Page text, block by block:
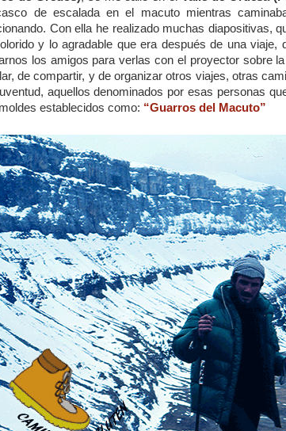
de escalada en el macuto mientras
Con ella he realizado muchas diapositivas,
y lo agradable que era después de una viaje,
los amigos para verlas con el proyector sobre
de compartir, y de organizar otros viajes, otras
aquellos denominados por esas personas
establecidos como: “Guarros del Macuto”